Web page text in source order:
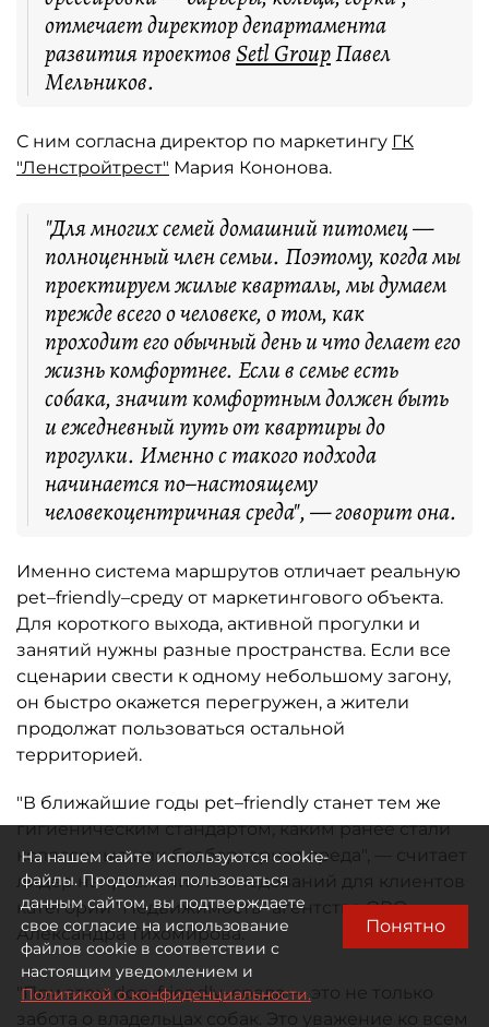
отмечает директор департамента
развития проектовSetl GroupПавел
Мельников.
С ним согласна директор по маркетингу ГК
"Ленстройтрест" Мария Кононова.
"Для многих семей домашний питомец —
полноценный член семьи. Поэтому, когда мы
проектируем жилые кварталы, мы думаем
прежде всего о человеке, о том, как
проходит его обычный день и что делает его
жизнь комфортнее. Если в семье есть
собака, значит комфортным должен быть
и ежедневный путь от квартиры до
прогулки. Именно с такого подхода
начинается по–настоящему
человекоцентричная среда", — говорит она.
Именно система маршрутов отличает реальную
pet–friendly–среду от маркетингового объекта.
Для короткого выхода, активной прогулки и
занятий нужны разные пространства. Если все
сценарии свести к одному небольшому загону,
он быстро окажется перегружен, а жители
продолжат пользоваться остальной
территорией.
"В ближайшие годы pet–friendly станет тем же
гигиеническим стандартом, каким ранее стали
колясочные или безбарьерная среда", — считает
лидер направления исследований для клиентов
категории "Недвижимость" агентства ORO
Александра Тихомирова.
"При этом dog–friendly–среда — это не только
забота о владельцах собак. Это уважение ко всем
На нашем сайте используются cookie-
файлы. Продолжая пользоваться
данным сайтом, вы подтверждаете
свое согласие на использование
файлов cookie в соответствии с
настоящим уведомлением и
Политикой о конфиденциальности.
Понятно